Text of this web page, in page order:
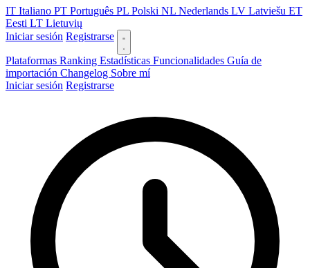
IT Italiano PT Português PL Polski NL Nederlands LV Latviešu ET
Eesti LT Lietuvių
Iniciar sesión Registrarse
Plataformas Ranking Estadísticas Funcionalidades Guía de
importación Changelog Sobre mí
Iniciar sesión Registrarse